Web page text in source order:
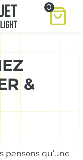
0
&
pensons qu’une